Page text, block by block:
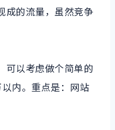
成的流量，虽然竞争
可以考虑做个简单的
内。重点是：网站